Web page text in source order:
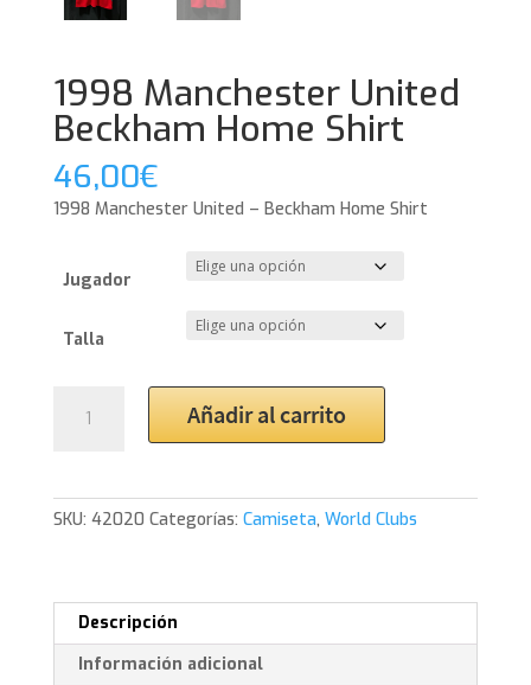
1998 Manchester United
Beckham Home Shirt
46,00€
1998 Manchester United – Beckham Home Shirt
Jugador
Talla
Manchester
Home
Añadir al carrito
SKU: 42020 Categorías: Camiseta, World Clubs
Descripción
Información adicional